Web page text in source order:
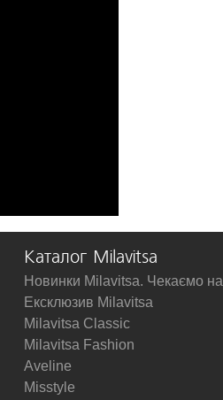
Каталог Milavitsa
Новинки Milavitsa. Чекаємо
Ексклюзив Milavitsa
Milavitsa Classic
Milavitsa Fashion
Aveline
Misstyle